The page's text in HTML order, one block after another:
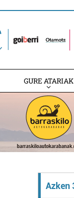
GURE ATARIAK
Azken